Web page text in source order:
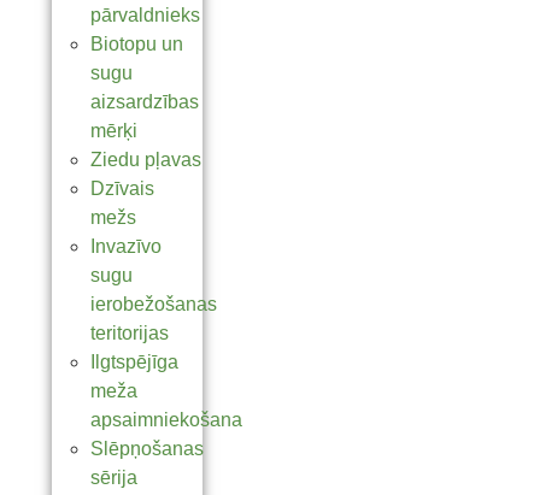
pārvaldnieks
Biotopu un
sugu
aizsardzības
mērķi
Ziedu pļavas
Dzīvais
mežs
Invazīvo
sugu
ierobežošanas
teritorijas
Ilgtspējīga
meža
apsaimniekošana
Slēpņošanas
sērija